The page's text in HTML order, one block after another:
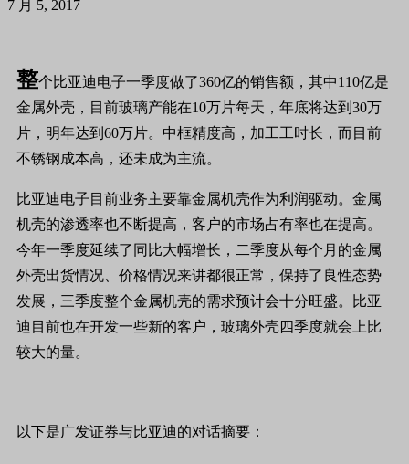
7 月 5, 2017
整个比亚迪电子一季度做了360亿的销售额，其中110亿是
金属外壳，目前玻璃产能在10万片每天，年底将达到30万
片，明年达到60万片。中框精度高，加工工时长，而目前
不锈钢成本高，还未成为主流。
比亚迪电子目前业务主要靠金属机壳作为利润驱动。金属
机壳的渗透率也不断提高，客户的市场占有率也在提高。
今年一季度延续了同比大幅增长，二季度从每个月的金属
外壳出货情况、价格情况来讲都很正常，保持了良性态势
发展，三季度整个金属机壳的需求预计会十分旺盛。比亚
迪目前也在开发一些新的客户，玻璃外壳四季度就会上比
较大的量。
以下是广发证券与比亚迪的对话摘要：